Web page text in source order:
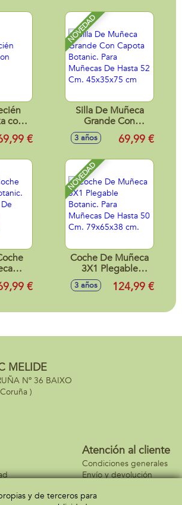
con
€
NOVEDAD
Silla De Muñeca
Grande Con
Capota Botanic.
Para Muñecas De
45x35x75 cm
3 años 69,99 €
Hasta€
NOVEDAD
Coche De Muñeca
3X1 Plegable
Botanic. Para
Muñecas De Hasta
cm.
3 años 124,99 €
MELIDE
Nº 36 BAIXO
)
Atención al cliente
Condiciones generales
Envío y devolución
y de terceros para